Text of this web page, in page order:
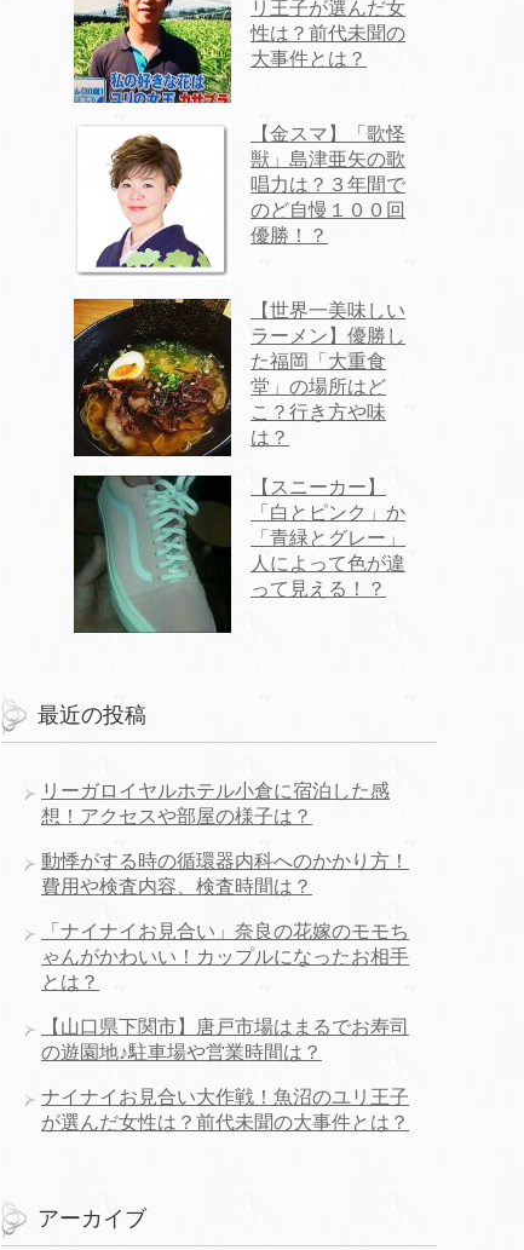
リ王子が選んだ女
性は？前代未聞の
大事件とは？
【金スマ】「歌怪
獣」島津亜矢の歌
唱力は？３年間で
のど自慢１００回
優勝！？
【世界一美味しい
ラーメン】優勝し
た福岡「大重食
堂」の場所はど
こ？行き方や味
は？
【スニーカー】
「白とピンク」か
「青緑とグレー」
人によって色が違
って見える！？
最近の投稿
リーガロイヤルホテル小倉に宿泊した感
想！アクセスや部屋の様子は？
動悸がする時の循環器内科へのかかり方！
費用や検査内容、検査時間は？
「ナイナイお見合い」奈良の花嫁のモモち
ゃんがかわいい！カップルになったお相手
とは？
【山口県下関市】唐戸市場はまるでお寿司
の遊園地♪駐車場や営業時間は？
ナイナイお見合い大作戦！魚沼のユリ王子
が選んだ女性は？前代未聞の大事件とは？
アーカイブ